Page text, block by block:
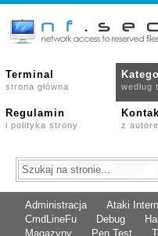
Terminal
strona główna według
Regulamin
i polityka strony z
Administracja Ataki
CmdLineFu
Debug
Magazyny
Pen Test